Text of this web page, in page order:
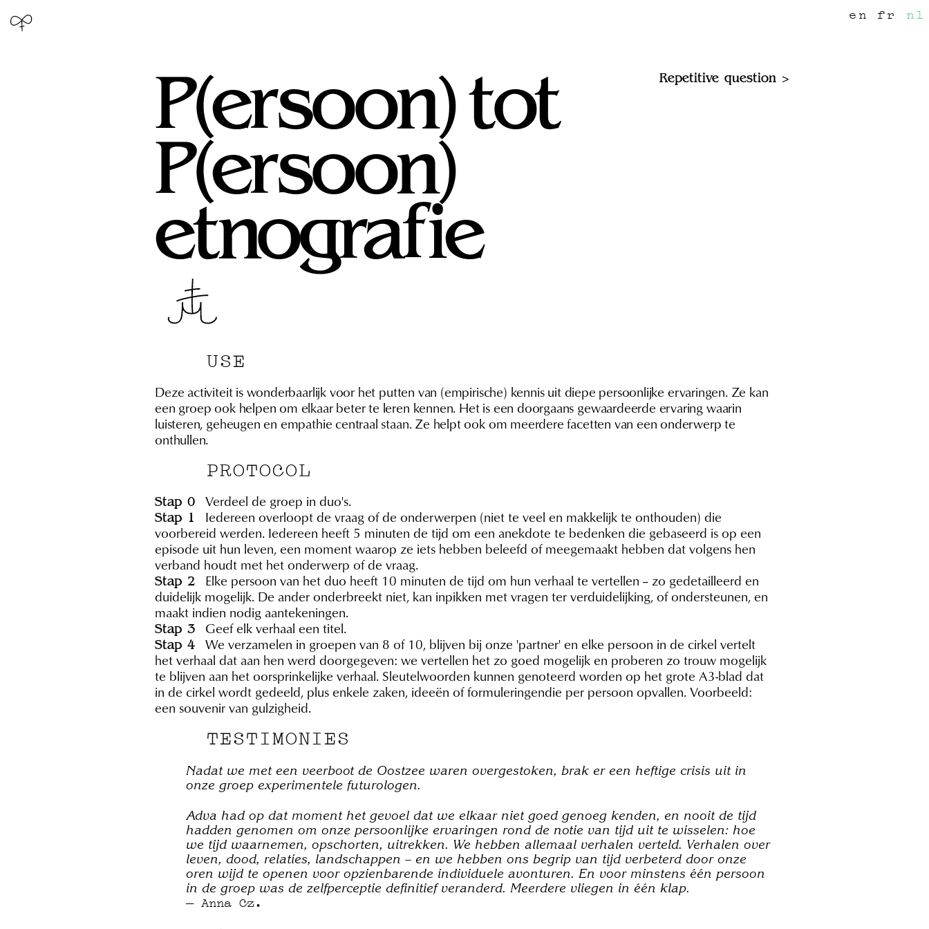
en fr nl
P(ersoon) tot
P(ersoon)
etnografie
Repetitive question
USE
Deze activiteit is wonderbaarlijk voor het putten van (empirische) kennis uit diepe persoonlijke ervaringen. Ze kan
een groep ook helpen om elkaar beter te leren kennen. Het is een doorgaans gewaardeerde ervaring waarin
luisteren, geheugen en empathie centraal staan. Ze helpt ook om meerdere facetten van een onderwerp te
onthullen.
PROTOCOL
Stap 0 Verdeel de groep in duo's.
Stap 1
Iedereen overloopt de vraag of de onderwerpen (niet te veel en makkelijk te onthouden) die
voorbereid werden. Iedereen heeft 5 minuten de tijd om een anekdote te bedenken die gebaseerd is op een
episode uit hun leven, een moment waarop ze iets hebben beleefd of meegemaakt hebben dat volgens hen
verband houdt met het onderwerp of de vraag.
Stap 2
Elke persoon van het duo heeft 10 minuten de tijd om hun verhaal te vertellen – zo gedetailleerd en
duidelijk mogelijk. De ander onderbreekt niet, kan inpikken met vragen ter verduidelijking, of ondersteunen, en
maakt indien nodig aantekeningen.
Stap 3 Geef elk verhaal een titel.
Stap 4
We verzamelen in groepen van 8 of 10, blijven bij onze 'partner' en elke persoon in de cirkel vertelt
het verhaal dat aan hen werd doorgegeven: we vertellen het zo goed mogelijk en proberen zo trouw mogelijk
te blijven aan het oorsprinkelijke verhaal. Sleutelwoorden kunnen genoteerd worden op het grote A3-blad dat
in de cirkel wordt gedeeld, plus enkele zaken, ideeën of formuleringendie per persoon opvallen. Voorbeeld:
een souvenir van gulzigheid.
TESTIMONIES
Nadat we met een veerboot de Oostzee waren overgestoken, brak er een heftige crisis uit in
onze groep experimentele futurologen.
Adva had op dat moment het gevoel dat we elkaar niet goed genoeg kenden, en nooit de tijd
hadden genomen om onze persoonlijke ervaringen rond de notie van tijd uit te wisselen: hoe
we tijd waarnemen, opschorten, uitrekken. We hebben allemaal verhalen verteld. Verhalen over
leven, dood, relaties, landschappen – en we hebben ons begrip van tijd verbeterd door onze
oren wijd te openen voor opzienbarende individuele avonturen. En voor minstens één persoon
in de groep was de zelfperceptie definitief veranderd. Meerdere vliegen in één klap.
Anna Cz.